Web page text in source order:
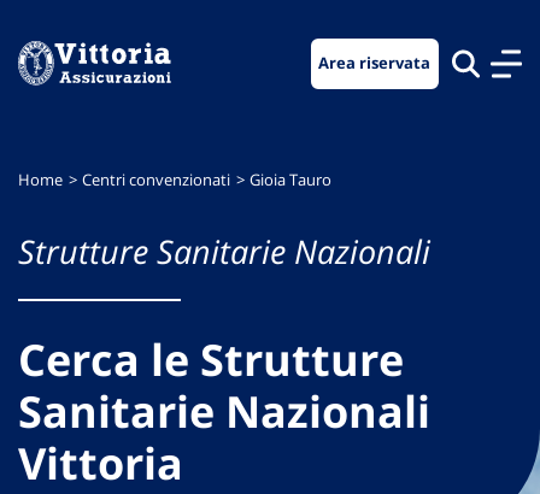
menu
contenuto
footer
Area riservata
Home Centri convenzionati Gioia Tauro
Strutture Sanitarie Nazionali
Cerca le Strutture
Sanitarie Nazionali
Vittoria